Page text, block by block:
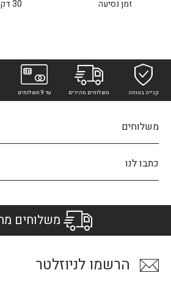
זמן נסיעה 30 דקות
קנייה בטוחה משלוחים מהירים עד 9 תשלומים
משלוחים
כתבו לנו
משלוחים
הרשמו לניוזלטר